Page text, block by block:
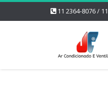
11 2364-8076 /